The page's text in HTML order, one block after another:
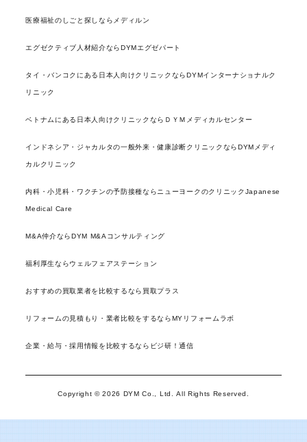
医療福祉のしごと探しならメディルン
エグゼクティブ人材紹介ならDYMエグゼパート
タイ・バンコクにある日本人向けクリニックならDYMインターナショナルク
リニック
ベトナムにある日本人向けクリニックならＤＹＭメディカルセンター
インドネシア・ジャカルタの一般外来・健康診断クリニックならDYMメディ
カルクリニック
内科・小児科・ワクチンの予防接種ならニューヨークのクリニックJapanese
Medical Care
M&A仲介ならDYM M&Aコンサルティング
福利厚生ならウェルフェアステーション
おすすめの買取業者を比較するなら買取プラス
リフォームの見積もり・業者比較をするならMYリフォームラボ
企業・給与・採用情報を比較するならビジ研！通信
Copyright © 2026 DYM Co., Ltd. All Rights Reserved.